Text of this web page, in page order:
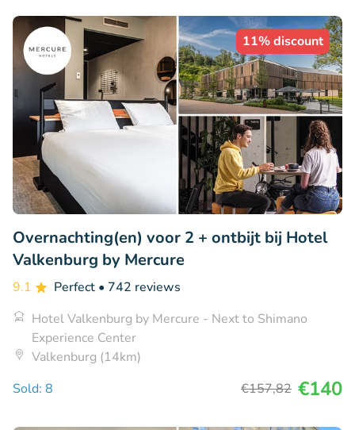
11% discount
Overnachting(en) voor 2 + ontbijt bij Hotel
Valkenburg by Mercure
9.1 Perfect • 742 reviews
Hotel Valkenburg by Mercure - Next to Shimano
Experience Center
Valkenburg (14km)
Sold: 8
€157,82 €140